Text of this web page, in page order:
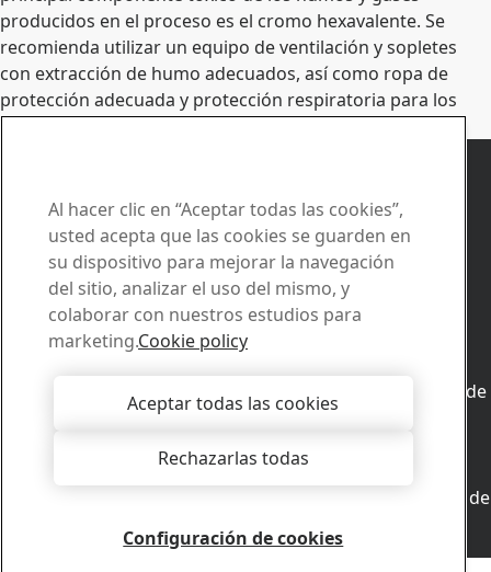
producidos en el proceso es el cromo hexavalente. Se
recomienda utilizar un equipo de ventilación y sopletes
con extracción de humo adecuados, así como ropa de
protección adecuada y protección respiratoria para los
Haga llegar su
preguntas y solicitudes
Contáctenos
¿Cómo podemos ayudarle?
Consultar contactos
Póngase en contacto con ventas para enviar solicitudes de
venta o recibir informacion sobre los productos
Asistencia técnica
Obtenga las respuestas que necesita de nuestro equipo de
Contactar asistencia técnica
Al hacer clic en “Aceptar todas las cookies”,
usted acepta que las cookies se guarden en
su dispositivo para mejorar la navegación
del sitio, analizar el uso del mismo, y
colaborar con nuestros estudios para
marketing.Cookie policy
Aceptar todas las cookies
Rechazarlas todas
Configuración de cookies